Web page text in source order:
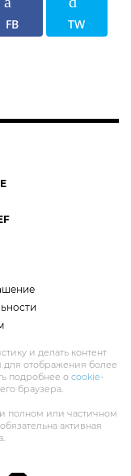
FB TW
и делать контент
для отображения более
подробнее о cookie-
браузера.
полном или частичном
активная